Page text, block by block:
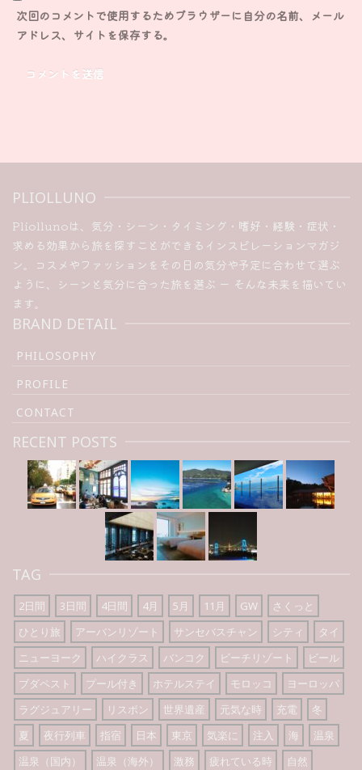
次回のコメントで使用するためブラウザーに自分の名前、メール
アドレス、サイトを保存する。
PLIOLLUNO
Pliollunoは、気分・シーン・タイミング・嗜好・経験・症状・
求める効果から旅を探すことができるインスピレーションマガジ
ン。コスメやファッションをその日の気分や予定に合わせて選ぶ
ように、シーンと気分に合った旅を選ぶ ー そんな未来を描いてい
ます。
BRAND DETAIL
PHILOSOPHY
PROFILE
CONTACT
RECENT POSTS
TAG
2日間 3日間 4日間 4月 5月 11月 GW
さくっと
ひとり旅
アーバンリゾート サンセバスチャン シティ
タイ
ニューヨーク
ハイクラス バンコク ビーチリゾート
ビール
ブダペスト
プール付き ホテルステイ モロッコ
ヨーロッパ
ラグジュアリー
リスボン 世界遺産 元気な時 充電
冬
夏
夜行列車 指宿 日本 東京 気楽に 注入 海
温泉
温泉（国内）
温泉（海外） 激務 疲れている時 自然